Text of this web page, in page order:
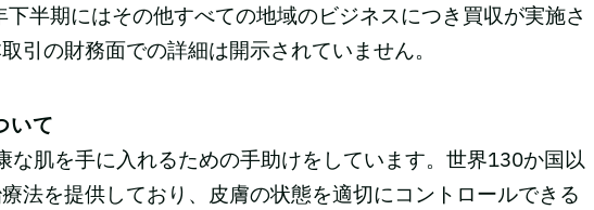
下半期にはその他すべての地域のビジネスにつき買収が実施さ
引の財務面での詳細は開示されていません。
いて
な肌を手に入れるための手助けをしています。世界130か国以
療法を提供しており、皮膚の状態を適切にコントロールできる